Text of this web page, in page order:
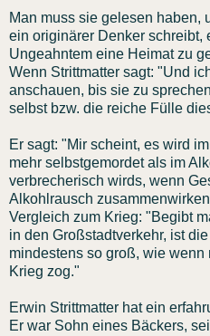
Man muss sie gelesen haben,
ein originärer Denker schreibt,
Ungeahntem eine Heimat zu
Wenn Strittmatter sagt: "Und
anschauen, bis sie zu
selbst bzw. die reiche Fülle
Er sagt: "Mir scheint, es wird
mehr selbstgemordet als im
verbrecherisch wirds, wenn
Alkohlrausch
Vergleich zum Krieg: "Begibt
in den Großstadtverkehr, ist
mindestens so groß, wie
Krieg zog."
Erwin Strittmatter hat ein
Er war Sohn eines Bäckers,